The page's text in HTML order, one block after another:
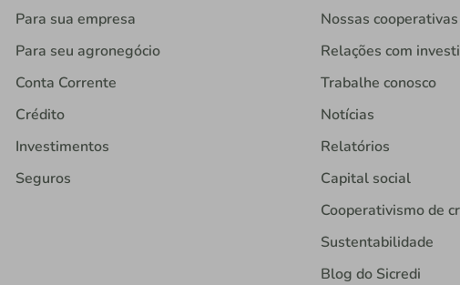
Para sua empresa
Para seu agronegócio
Conta Corrente
Crédito
Investimentos
Seguros
Nossas cooperativas
Relações com
Trabalhe conosco
Notícias
Relatórios
Capital social
Cooperativismo de
Sustentabilidade
Blog do Sicredi